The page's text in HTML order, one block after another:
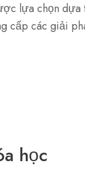
lựa chọn dựa
cấp các giải
học